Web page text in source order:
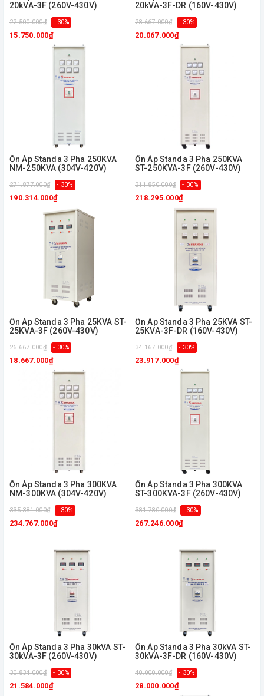
20kVA-3F (260V-430V)
22.500.000₫ - 30%
15.750.000₫
20kVA-3F-DR (160V-430V)
28.667.000₫ - 30%
20.067.000₫
Ổn Áp Standa 3 Pha 250KVA
NM-250KVA (304V-420V)
271.877.000₫ - 30%
190.314.000₫
Ổn Áp Standa 3 Pha 250KVA
ST-250KVA-3F (260V-430V)
311.850.000₫ - 30%
218.295.000₫
Ổn Áp Standa 3 Pha 25KVA ST-
25KVA-3F (260V-430V)
26.667.000₫ - 30%
18.667.000₫
Ổn Áp Standa 3 Pha 25KVA ST-
25KVA-3F-DR (160V-430V)
34.167.000₫ - 30%
23.917.000₫
Ổn Áp Standa 3 Pha 300KVA
NM-300KVA (304V-420V)
335.381.000₫ - 30%
234.767.000₫
Ổn Áp Standa 3 Pha 300KVA
ST-300KVA-3F (260V-430V)
381.780.000₫ - 30%
267.246.000₫
Ổn Áp Standa 3 Pha 30kVA ST-
30kVA-3F (260V-430V)
30.834.000₫ - 30%
21.584.000₫
Ổn Áp Standa 3 Pha 30kVA ST-
30kVA-3F-DR (160V-430V)
40.000.000₫ - 30%
28.000.000₫